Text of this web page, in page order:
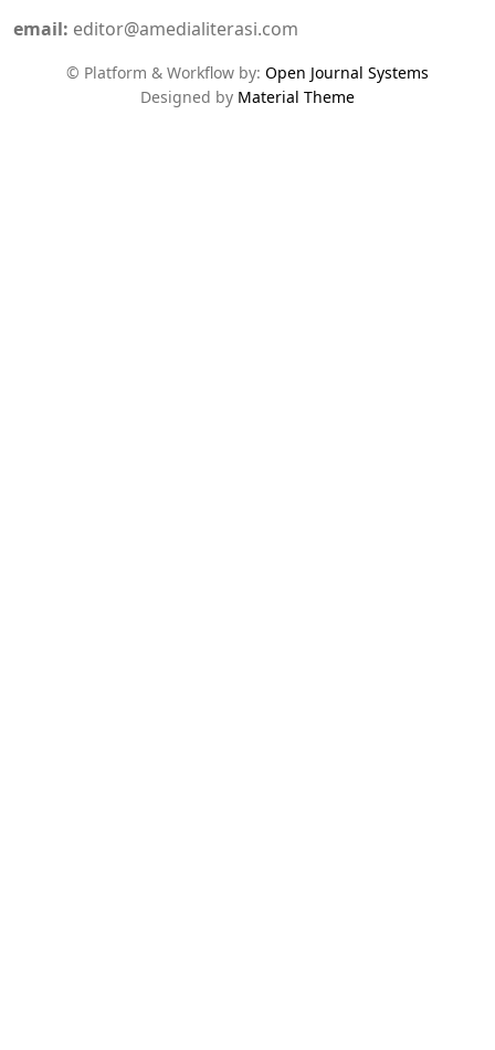
email: editor@amedialiterasi.com
© Platform & Workflow by: Open Journal Systems
Designed by Material Theme